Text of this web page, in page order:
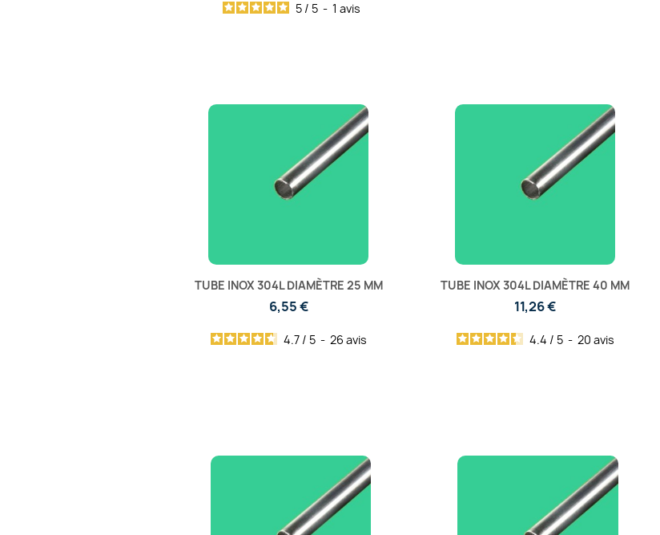
5 / 5 - 1 avis
TUBE INOX 304L DIAMÈTRE 25 MM
6,55 €
4.7 / 5 - 26 avis
TUBE INOX 304L DIAMÈTRE 40 MM
11,26 €
4.4 / 5 - 20 avis